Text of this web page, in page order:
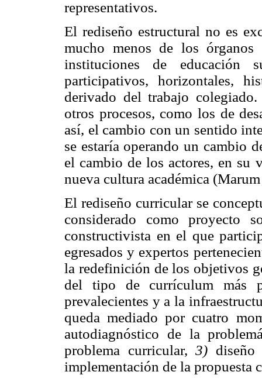
representativos.
El rediseño estructural no es
mucho menos de los
instituciones de educación
participativos, horizontales,
derivado del trabajo
otros procesos, como los de
así, el cambio con un sentido
se estaría operando un cambio
el cambio de los actores, en su
nueva cultura académica
El rediseño curricular se
considerado como proyecto
constructivista en el que
egresados y expertos
la redefinición de los objetivos
del tipo de currículum más
prevalecientes y a la
queda mediado por cuatro
autodiagnóstico de la
problema curricular,3)
implementación de la propuesta